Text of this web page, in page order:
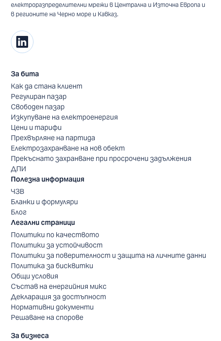
електроразпределителни мрежи в Централна и Източна Европа и
в регионите на Черно море и Кавказ.
За бита
Как да стана клиент
Регулиран пазар
Свободен пазар
Изкупуване на електроенергия
Цени и тарифи
Прехвърляне на партида
Електрозахранване на нов обект
Прекъснато захранване при просрочени задължения
ДПИ
Полезна информация
ЧЗВ
Бланки и формуляри
Блог
Легални страници
Политики по качеството
Политики за устойчивост
Политики за поверителност и защита на личните данни
Политика за бисквитки
Общи условия
Състав на енергийния микс
Декларация за достъпност
Нормативни документи
Решаване на спорове
За бизнеса